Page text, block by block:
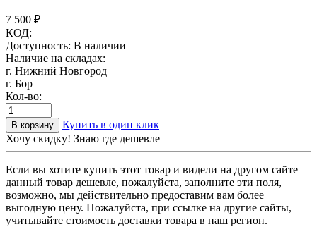
7 500 ₽
КОД:
Доступность: В наличии
Наличие на складах:
г. Нижний Новгород
г. Бор
Кол-во:
В корзину
Купить в один клик
Хочу скидку! Знаю где дешевле
Если вы хотите купить этот товар и видели на другом сайте
данный товар дешевле, пожалуйста, заполните эти поля,
возможно, мы действительно предоставим вам более
выгодную цену. Пожалуйста, при ссылке на другие сайты,
учитывайте стоимость доставки товара в наш регион.